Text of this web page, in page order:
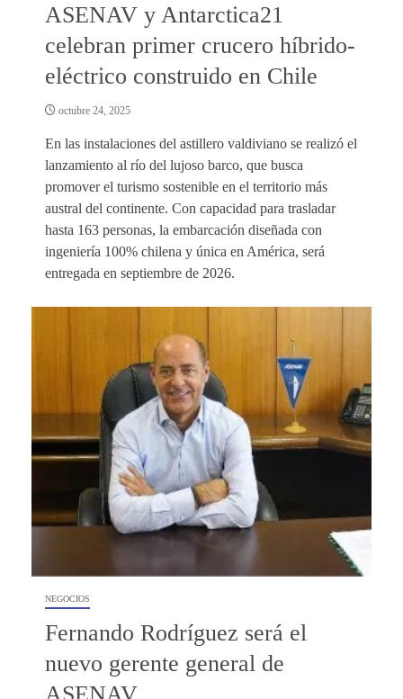
ASENAV y Antarctica21
celebran primer crucero híbrido-
eléctrico construido en Chile
octubre 24, 2025
En las instalaciones del astillero valdiviano se realizó el
lanzamiento al río del lujoso barco, que busca
promover el turismo sostenible en el territorio más
austral del continente. Con capacidad para trasladar
hasta 163 personas, la embarcación diseñada con
ingeniería 100% chilena y única en América, será
entregada en septiembre de 2026.
NEGOCIOS
Fernando Rodríguez será el
nuevo gerente general de